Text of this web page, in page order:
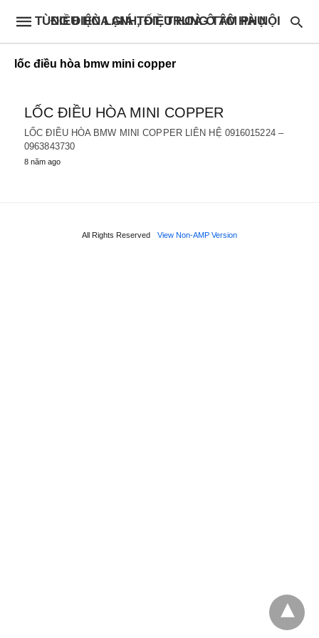
ĐIỀU HÒA GIÁ TỐT, TRUNG TÂM PHỤ TÙNG ĐIỆN LẠNH, ĐIỀU HOÀ Ô TÔ HÀ NỘI
lốc điều hòa bmw mini copper
LỐC ĐIỀU HÒA MINI COPPER
LỐC ĐIỀU HÒA BMW MINI COPPER LIÊN HỆ 0916015224 –
0963843730
8 năm ago
All Rights Reserved View Non-AMP Version